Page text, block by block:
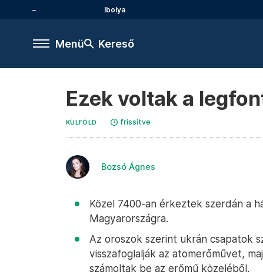
Ibolya
Menü Kereső
Ezek voltak a
KÜLFÖLD frissítve
Bozsó Ágnes
Közel 7400-an érkeztek szerdán a
Magyarországra.
Az oroszok szerint ukrán csapatok
visszafoglalják az atomerőművet,
számoltak be az erőmű közeléből.